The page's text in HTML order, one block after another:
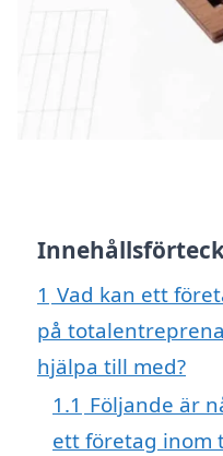
1 Vad kan ett
på
hjälpa till med?
1.1 Följande är
ett företag inom